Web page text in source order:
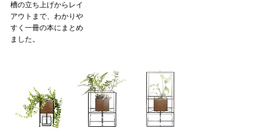
槽の立ち上げからレイ
アウトまで、わかりや
すく一冊の本にまとめ
ました。